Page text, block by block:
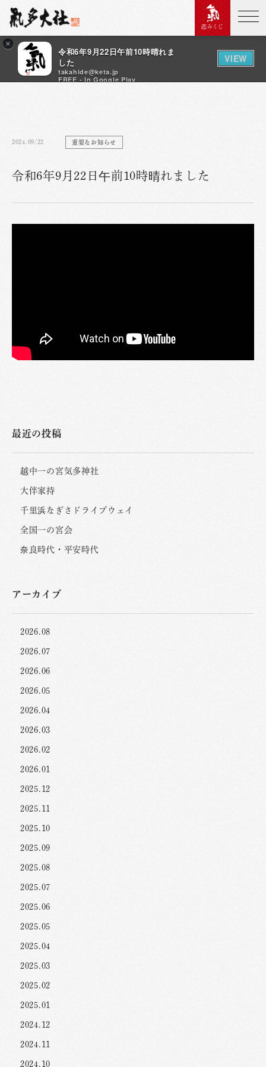
×
令和6年9月22日午前10時晴れま
した
takahide@keta.jp
FREE - In Google Play
VIEW
恋みくじ
2024.09/22 重要なお知らせ
令和6年9月22日午前10時晴れました
最近の投稿
越中一の宮気多神社
大伴家持
千里浜なぎさドライブウェイ
全国一の宮会
奈良時代・平安時代
アーカイブ
2026.08
2026.07
2026.06
2026.05
2026.04
2026.03
2026.02
2026.01
2025.12
2025.11
2025.10
2025.09
2025.08
2025.07
2025.06
2025.05
2025.04
2025.03
2025.02
2025.01
2024.12
2024.11
2024.10